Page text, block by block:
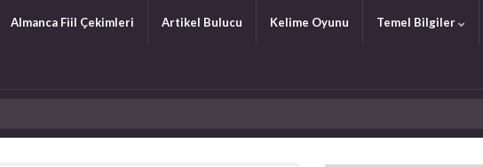
Almanca Fiil Çekimleri Artikel Bulucu Kelime Oyunu Temel Bilgiler